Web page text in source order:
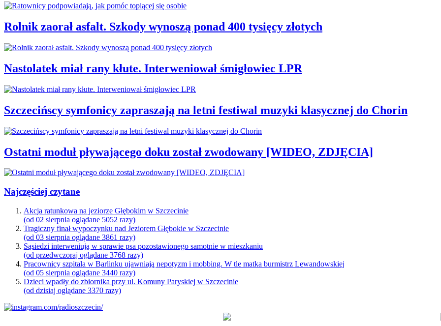
Rolnik zaorał asfalt. Szkody wynoszą ponad 400 tysięcy złotych
Nastolatek miał rany kłute. Interweniował śmigłowiec LPR
Szczecińscy symfonicy zapraszają na letni festiwal muzyki klasycznej do Chorin
Ostatni moduł pływającego doku został zwodowany [WIDEO, ZDJĘCIA]
Najczęściej czytane
Akcja ratunkowa na jeziorze Głębokim w Szczecinie
(od 02 sierpnia oglądane 5052 razy)
Tragiczny finał wypoczynku nad Jeziorem Głębokie w Szczecinie
(od 03 sierpnia oglądane 3861 razy)
Sąsiedzi interweniują w sprawie psa pozostawionego samotnie w mieszkaniu
(od przedwczoraj oglądane 3768 razy)
Pracownicy szpitala w Barlinku ujawniają nepotyzm i mobbing. W tle matka burmistrz Lewandowskiej
(od 05 sierpnia oglądane 3440 razy)
Dzieci wpadły do zbiornika przy ul. Komuny Paryskiej w Szczecinie
(od dzisiaj oglądane 3370 razy)